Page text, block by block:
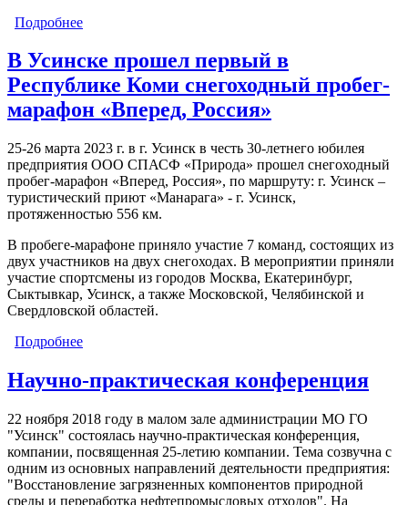
Подробнее
В Усинске прошел первый в
Республике Коми снегоходный пробег-
марафон «Вперед, Россия»
25-26 марта 2023 г. в г. Усинск в честь 30-летнего юбилея
предприятия ООО СПАСФ «Природа» прошел снегоходный
пробег-марафон «Вперед, Россия», по маршруту: г. Усинск –
туристический приют «Манарага» - г. Усинск,
протяженностью 556 км.
В пробеге-марафоне приняло участие 7 команд, состоящих из
двух участников на двух снегоходах. В мероприятии приняли
участие спортсмены из городов Москва, Екатеринбург,
Сыктывкар, Усинск, а также Московской, Челябинской и
Свердловской областей.
Подробнее
Научно-практическая конференция
22 ноября 2018 году в малом зале администрации МО ГО
"Усинск" состоялась научно-практическая конференция,
компании, посвященная 25-летию компании. Тема созвучна с
одним из основных направлений деятельности предприятия:
"Восстановление загрязненных компонентов природной
среды и переработка нефтепромысловых отходов". На